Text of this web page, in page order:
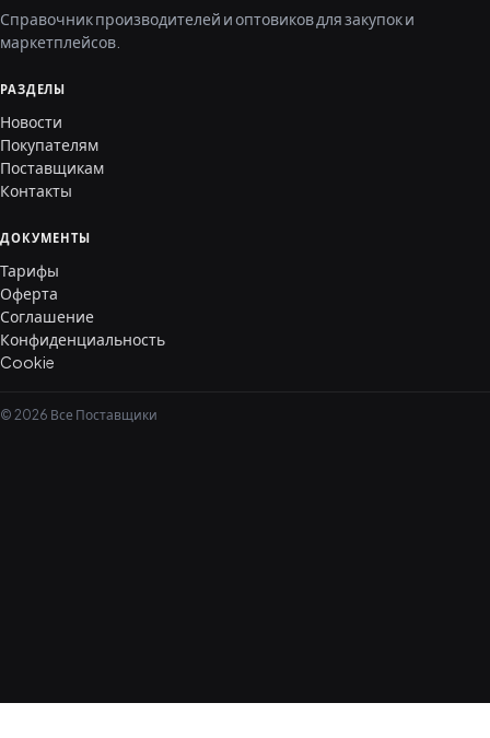
Справочник производителей и оптовиков для закупок и
маркетплейсов.
РАЗДЕЛЫ
Новости
Покупателям
Поставщикам
Контакты
ДОКУМЕНТЫ
Тарифы
Оферта
Соглашение
Конфиденциальность
Cookie
© 2026 Все Поставщики